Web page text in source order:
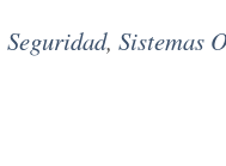
Seguridad, Sistemas